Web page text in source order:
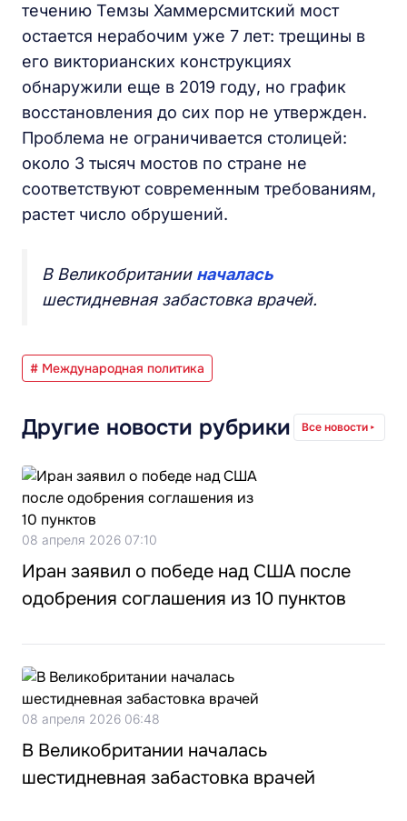
течению Темзы Хаммерсмитский мост
остается нерабочим уже 7 лет: трещины в
его викторианских конструкциях
обнаружили еще в 2019 году, но график
восстановления до сих пор не утвержден.
Проблема не ограничивается столицей:
около 3 тысяч мостов по стране не
соответствуют современным требованиям,
растет число обрушений.
В Великобритании началась
шестидневная забастовка врачей.
# Международная политика
Другие новости рубрики Все новости
08 апреля 2026 07:10
Иран заявил о победе над США после
одобрения соглашения из 10 пунктов
08 апреля 2026 06:48
В Великобритании началась
шестидневная забастовка врачей